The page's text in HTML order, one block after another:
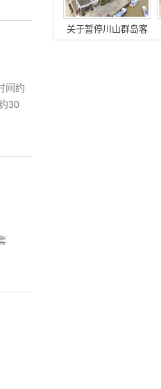
间约
30
关于暂停川山群岛客
运服务的通知